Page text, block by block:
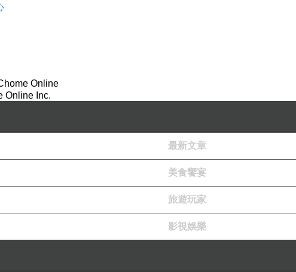
及拉長。我任教的校園後門有大片綠草斜坡，左側是公務
學貓語，也聊心事，談著成績起落、人際煩惱、身心病痛
姿態各有特色，我則在一旁陪他們度過四季。
家，走著走著，還能感受到入冬時空氣中的微涼濕氣。忽
「請走警戒線外側。」原來黑幕裡警戒線早已拉起，只是
再一次倒下，每一次倒下都像真正的死亡。後來聽說扮演
，誰也沒想到誤闖的其中一個學生再也沒有起身了，原因
也會像那晚的演員一樣再次起身，拍拍身上的塵土，重新站
鉛筆灰染黑了封面。上課時總是低著頭在紙上沙沙作畫，
口。
Online
Online Inc.
最新文章
美食饗宴
旅遊玩家
影視娛樂